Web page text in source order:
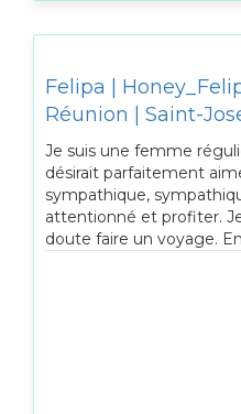
Felipa |
Réunion | Saint-
Je suis une femme
désirait parfaitement
sympathique,
attentionné et profiter.
doute faire un voyage.